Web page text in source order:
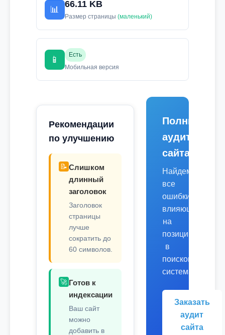
📊
66.11 KB
Размер страницы (маленький)
📱
Есть
Мобильная версия
Рекомендации
по улучшению
📝 Слишком
длинный
заголовок
Заголовок
страницы
лучше
сократить до
60 символов.
🚀 Готов к
индексации
Ваш сайт
можно
добавить в
Полный
аудит
сайта
Найдем
все
ошибки,
влияющие
на
позиции
в
поисковых
системах.
Заказать
аудит
сайта